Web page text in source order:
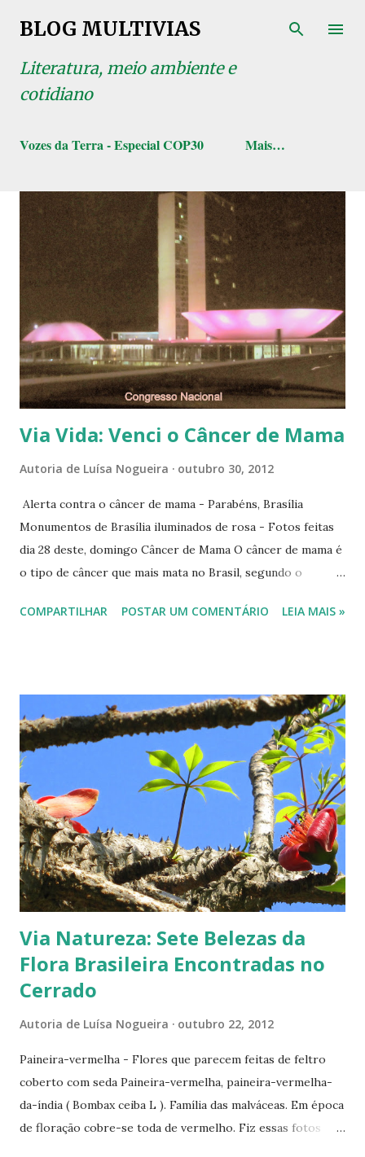
Pular para o conteúdo principal
BLOG MULTIVIAS
Literatura, meio ambiente e
cotidiano
Vozes da Terra - Especial COP30 Mais…
Via Vida: Venci o Câncer de Mama
Autoria de Luísa Nogueira outubro 30, 2012
Alerta contra o câncer de mama - Parabéns, Brasília
Monumentos de Brasília iluminados de rosa - Fotos feitas
dia 28 deste, domingo Câncer de Mama O câncer de mama é
o tipo de câncer que mais mata no Brasil, segundo o
precocemente diagnosticado, as chances de cura são de
laço rosa , símbolo da luta contra o câncer de mama. Graças
ao diagnóstico precoce, hoje posso contar minha
experiência. Confira logo abaixo. Veja a atualização sobre
a incidência de câncer de mama no Brasil, no final deste
post. Como percebi um câncer de mama Uma manhã, ao me
levantar, senti uma pontada em meu seio direito. Como
qualquer pessoa faria, imediatamente levei minha mão ao
local, sentindo um caroço. Às pressas marquei uma
consulta. No di...
COMPARTILHAR POSTAR UM COMENTÁRIO LEIA MAIS »
Via Natureza: Sete Belezas da
Flora Brasileira Encontradas no
Cerrado
Autoria de Luísa Nogueira outubro 22, 2012
Paineira-vermelha - Flores que parecem feitas de feltro
coberto com seda Paineira-vermelha, paineira-vermelha-
da-índia ( Bombax ceiba L ). Família das malváceas. Em época
de floração cobre-se toda de vermelho. Fiz essas fotos